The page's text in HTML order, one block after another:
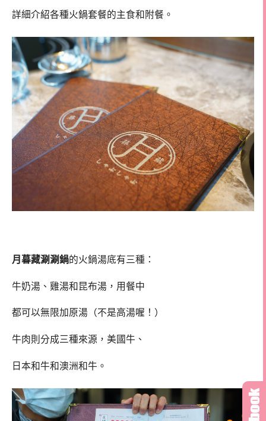
詳細介紹各種火鍋套餐的主食和附餐。
月暮藏涮涮鍋的火鍋湯底有三種：
牛奶湯、雞湯和昆布湯，用餐中
都可以無限加原湯（不是高湯喔！）
牛肉則分成三種來源，美國牛、
日本和牛和澳洲和牛。